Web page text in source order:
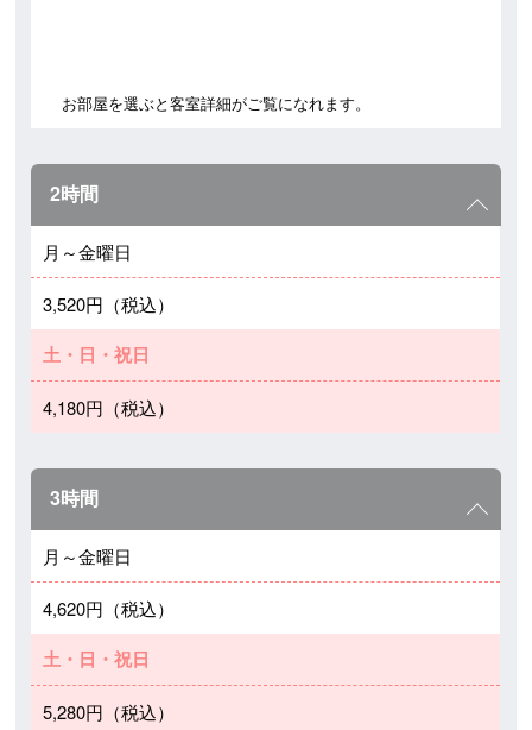
お部屋を選ぶと客室詳細がご覧になれます。
2時間
月～金曜日
3,520円（税込）
土・日・祝日
4,180円（税込）
3時間
月～金曜日
4,620円（税込）
土・日・祝日
5,280円（税込）